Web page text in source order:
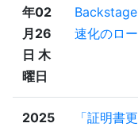
年02
月26
日 木
曜日
速化のロ
2025
「証明書